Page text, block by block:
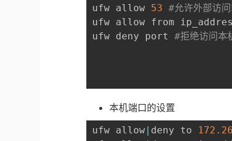
ufw allow 53 #允许外部访
ufw allow from
ufw deny port #拒绝访问本
本机端口的设置
ufw allow | deny to 172.26